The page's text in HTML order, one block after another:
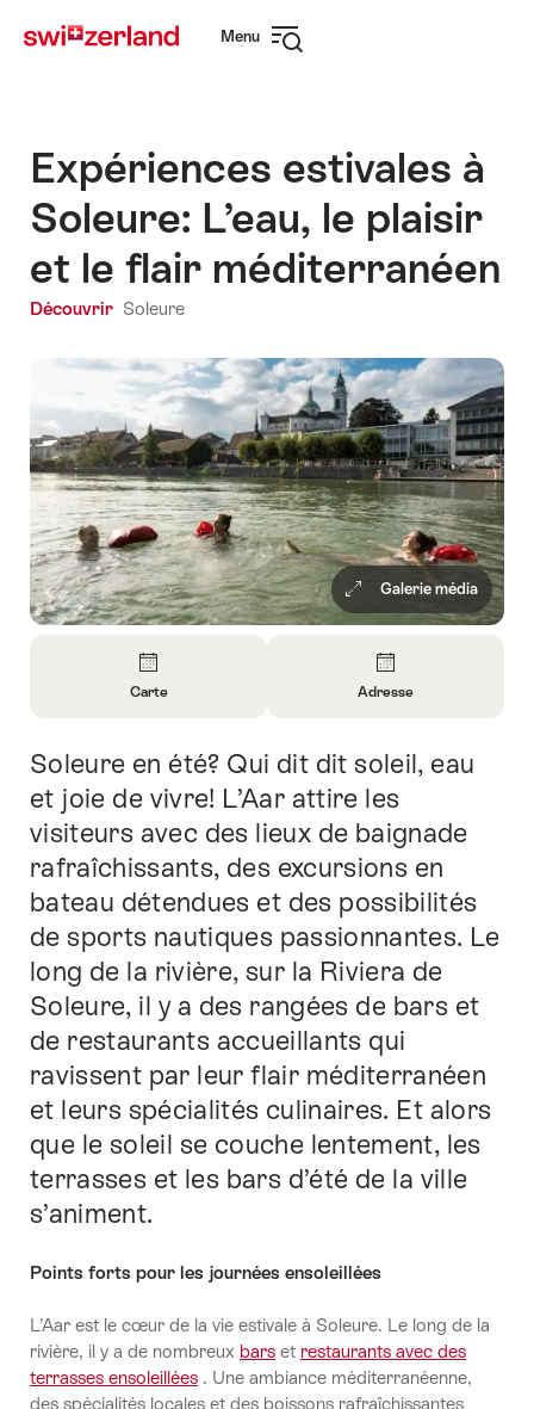
sur
rapide
Menu
Expériences estivales à
Soleure: L’eau, le plaisir
et le flair méditerranéen
Découvrir Soleure
Galerie média
informations
sur
Carte
Carte
informations
sur
Adresse
Introduction
Soleure en été? Qui dit dit soleil, eau
et joie de vivre! L’Aar attire les
visiteurs avec des lieux de baignade
rafraîchissants, des excursions en
bateau détendues et des possibilités
de sports nautiques passionnantes. Le
long de la rivière, sur la Riviera de
Soleure, il y a des rangées de bars et
de restaurants accueillants qui
ravissent par leur flair méditerranéen
et leurs spécialités culinaires. Et alors
que le soleil se couche lentement, les
terrasses et les bars d’été de la ville
s’animent.
Points forts pour les journées ensoleillées
L’Aar est le cœur de la vie estivale à Soleure. Le long de la
rivière, il y a de nombreux bars et restaurants avec des
terrasses ensoleillées . Une ambiance méditerranéenne,
des spécialités locales et des boissons rafraîchissantes